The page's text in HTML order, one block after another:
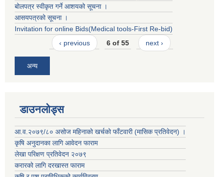
बोलपत्र स्वीकृत गर्ने आशयको सूचना ।
आसयपत्रको सूचना ।
Invitation for online Bids(Medical tools-First Re-bid)
‹ previous
6 of 55 next ›
अन्य
डाउनलोड्स
आ.व.२०७९/८० असोज महिनाको खर्चको फाँटवारी (मासिक प्रतिवेदन) ।
कृषि अनुदानका लागि आवेदन फाराम
लेखा परिक्षण प्रतिवेदन २०७९
करारको लाग‍ि दरखास्त फाराम